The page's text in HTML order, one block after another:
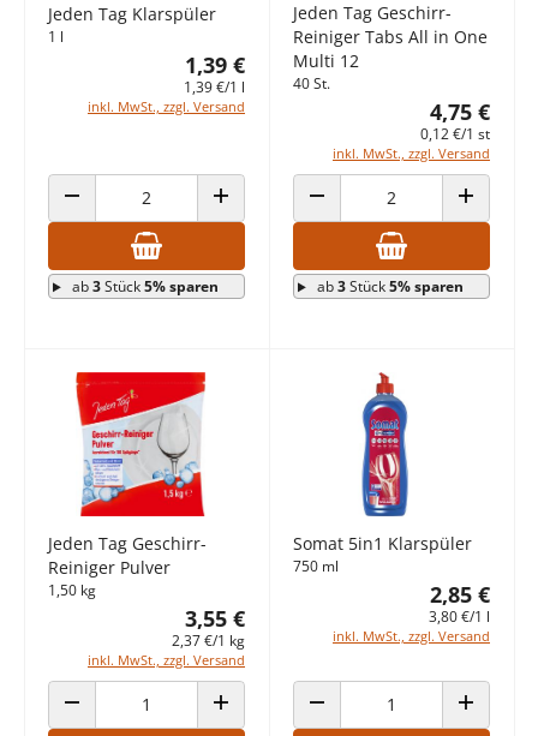
Jeden Tag Klarspüler
1 l
1,39 €
1,39 €/1 l
inkl. MwSt., zzgl. Versand
ANZAHL VERRINGERN ANZAHL ERHÖHEN
ab3Stück5% sparen
Jeden Tag Geschirr-
Reiniger Tabs All in One
Multi 12
40 St.
4,75 €
0,12 €/1 st
inkl. MwSt., zzgl. Versand
ANZAHL VERRINGERN ANZAHL
ab3Stück5% sparen
Jeden Tag Geschirr-
Reiniger Pulver
1,50 kg
3,55 €
2,37 €/1 kg
inkl. MwSt., zzgl. Versand
ANZAHL VERRINGERN ANZAHL ERHÖHEN
Somat 5in1 Klarspüler
750 ml
2,85 €
3,80 €/1 l
inkl. MwSt., zzgl. Versand
ANZAHL VERRINGERN ANZAHL